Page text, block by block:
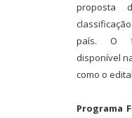
proposta
país. O
disponível
como o
Programa